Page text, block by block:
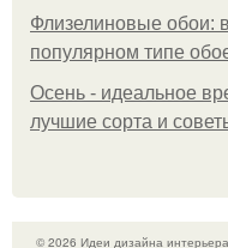
Флизелиновые обои:
популярном типе
Осень - идеальное
лучшие сорта и
© 2026 Идеи дизайна интерьера